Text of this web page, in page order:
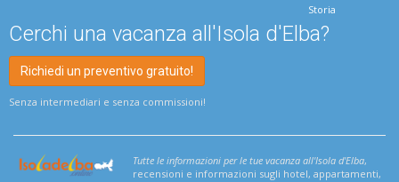
Storia
Cerchi una vacanza all'Isola d'Elba?
Richiedi un preventivo gratuito!
Senza intermediari e senza commissioni!
Tutte le informazioni per le tue vacanza all'Isola d'Elba,
recensioni e informazioni sugli hotel, appartamenti,